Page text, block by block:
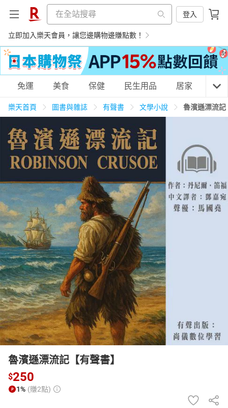
登入
立即加入樂天會員，讓您邊購物邊賺點數！
購物網分類
天天免運 美食蛋糕 養生保健
3C家電 運動休閒
女裝 男裝 化妝保養
日本購物 電子/紙本書
HOT
免運 美食 保健 民生用品 居家 3C
樂天首頁 圖書與雜誌 有聲書 文學小說 魯濱遜漂流記
魯濱遜漂流記【有聲書】
$250
1% (賺2點)